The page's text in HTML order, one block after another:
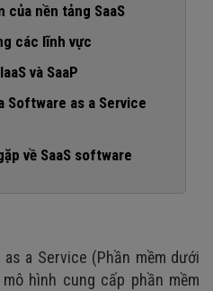
nền tảng SaaS
software solutions
các lĩnh vực
và SaaP
Software as a Service
chuyên ngành
về SaaS software
solutions?
a Service (Phần mềm dưới
hình cung cấp phần mềm